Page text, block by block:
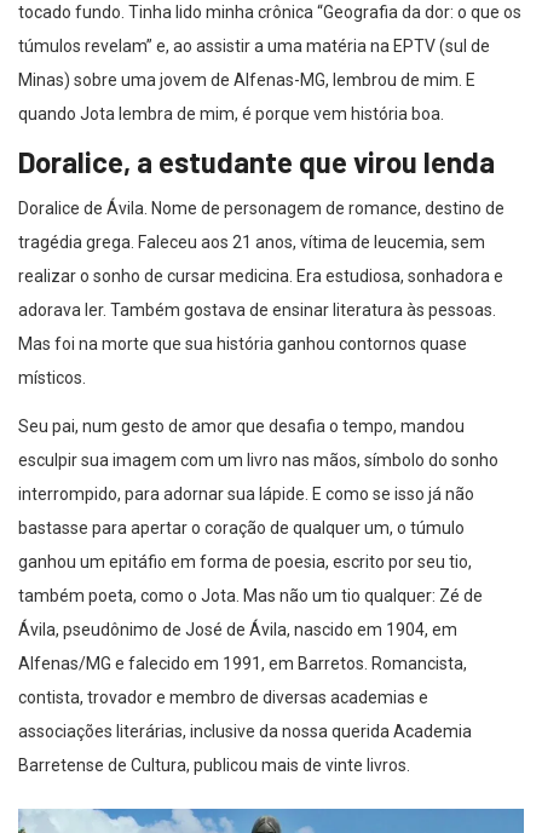
tocado fundo. Tinha lido minha crônica “Geografia da dor: o que os
túmulos revelam” e, ao assistir a uma matéria na EPTV (sul de
Minas) sobre uma jovem de Alfenas-MG, lembrou de mim. E
quando Jota lembra de mim, é porque vem história boa.
Doralice, a estudante que virou lenda
Doralice de Ávila. Nome de personagem de romance, destino de
tragédia grega. Faleceu aos 21 anos, vítima de leucemia, sem
realizar o sonho de cursar medicina. Era estudiosa, sonhadora e
adorava ler. Também gostava de ensinar literatura às pessoas.
Mas foi na morte que sua história ganhou contornos quase
místicos.
Seu pai, num gesto de amor que desafia o tempo, mandou
esculpir sua imagem com um livro nas mãos, símbolo do sonho
interrompido, para adornar sua lápide. E como se isso já não
bastasse para apertar o coração de qualquer um, o túmulo
ganhou um epitáfio em forma de poesia, escrito por seu tio,
também poeta, como o Jota. Mas não um tio qualquer: Zé de
Ávila, pseudônimo de José de Ávila, nascido em 1904, em
Alfenas/MG e falecido em 1991, em Barretos. Romancista,
contista, trovador e membro de diversas academias e
associações literárias, inclusive da nossa querida Academia
Barretense de Cultura, publicou mais de vinte livros.